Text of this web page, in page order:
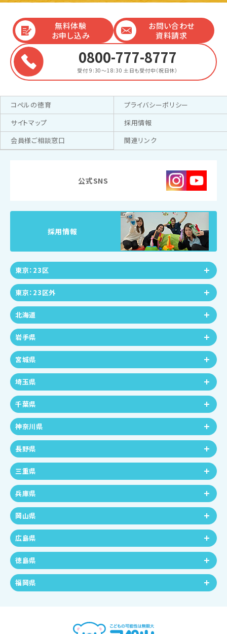
無料体験
お申し込み
お問い合わせ
資料請求
0800-777-8777
受付 9:30～18:30 土日も受付中（祝日休）
コペルの徳育
プライバシーポリシー
サイトマップ
採用情報
会員様ご相談窓口
関連リンク
公式SNS
採用情報
東京：23区
東京：23区外
北海道
岩手県
宮城県
埼玉県
千葉県
神奈川県
長野県
三重県
兵庫県
岡山県
広島県
徳島県
福岡県